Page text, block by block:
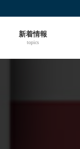
新着情報
topics